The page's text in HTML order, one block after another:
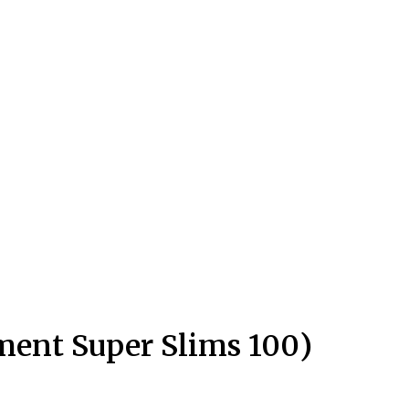
Super Slims 100)